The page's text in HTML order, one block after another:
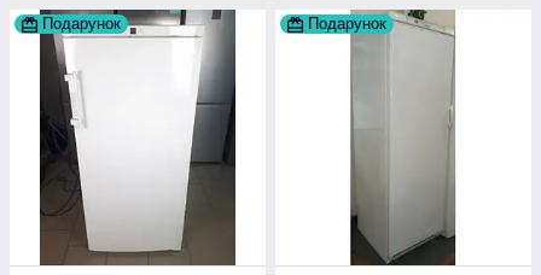
Подарунок Подарунок